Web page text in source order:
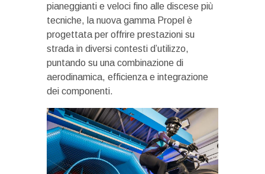
pianeggianti e veloci fino alle discese più
tecniche, la nuova gamma Propel è
progettata per offrire prestazioni su
strada in diversi contesti d’utilizzo,
puntando su una combinazione di
aerodinamica, efficienza e integrazione
dei componenti.